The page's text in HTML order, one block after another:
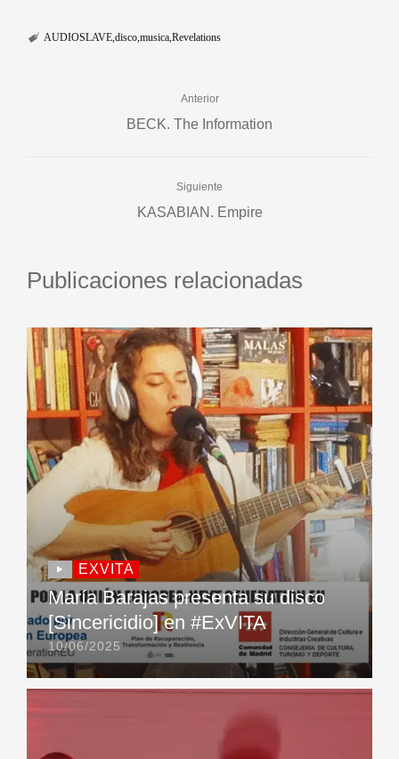
AUDIOSLAVE disco musica Revelations
Anterior
BECK. The Information
Siguiente
KASABIAN. Empire
Publicaciones relacionadas
EXVITA
María Barajas presenta su disco
[Sincericidio] en #ExVITA
10/06/2025